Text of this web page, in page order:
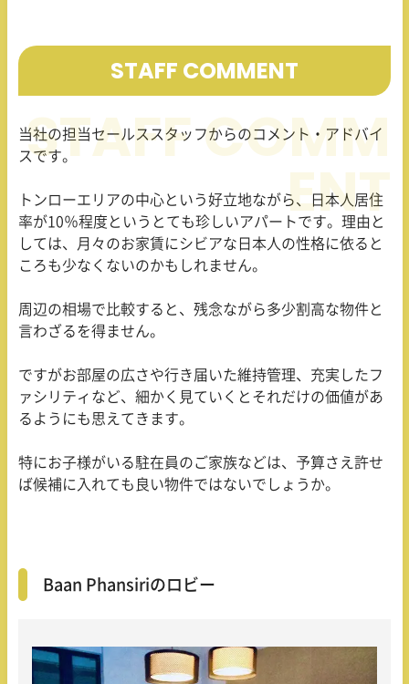
STAFF COMMENT
当社の担当セールススタッフからのコメント・アドバイ
スです。
トンローエリアの中心という好立地ながら、日本人居住
率が10％程度というとても珍しいアパートです。理由と
しては、月々のお家賃にシビアな日本人の性格に依ると
ころも少なくないのかもしれません。
周辺の相場で比較すると、残念ながら多少割高な物件と
言わざるを得ません。
ですがお部屋の広さや行き届いた維持管理、充実したフ
ァシリティなど、細かく見ていくとそれだけの価値があ
るようにも思えてきます。
特にお子様がいる駐在員のご家族などは、予算さえ許せ
ば候補に入れても良い物件ではないでしょうか。
Baan Phansiriのロビー